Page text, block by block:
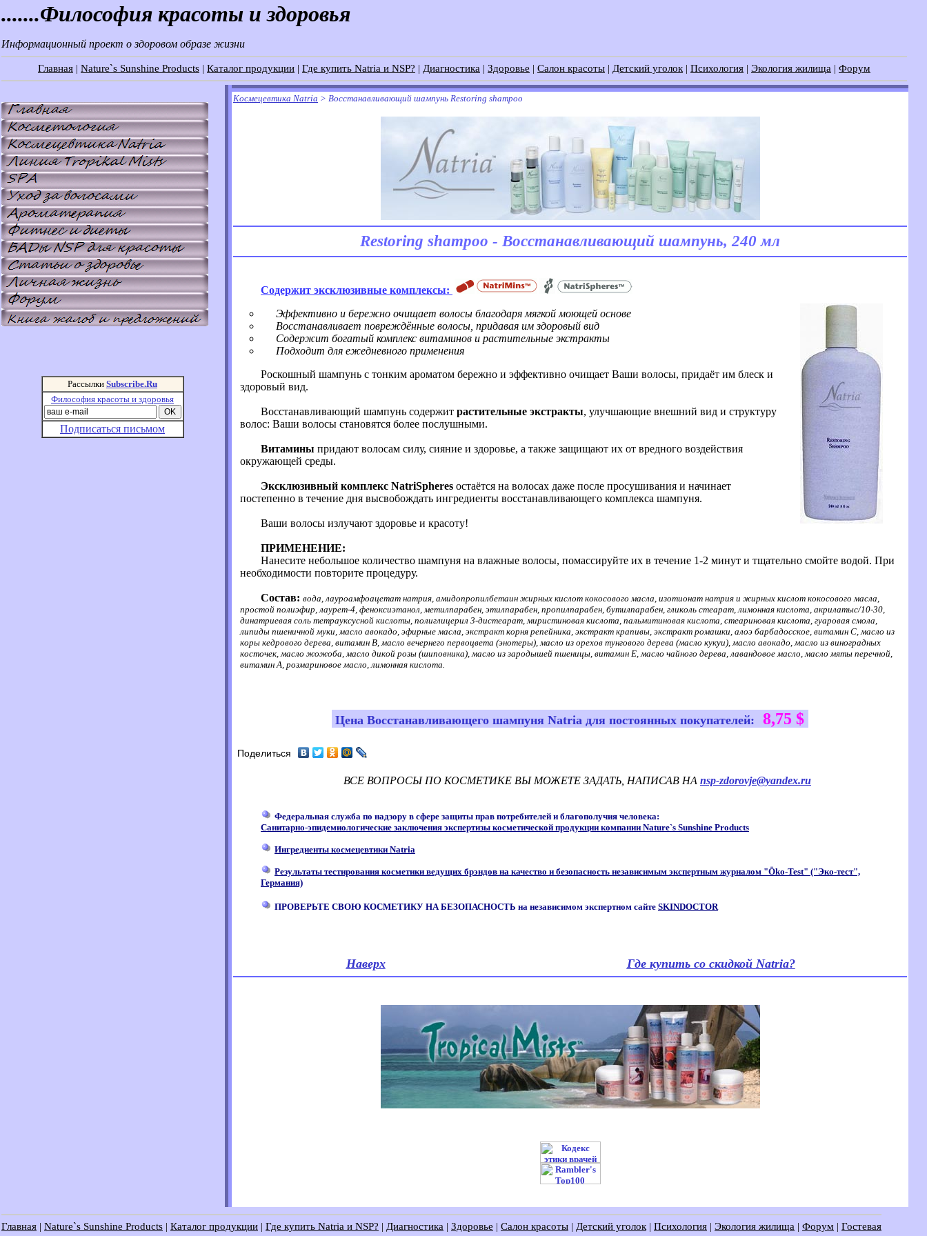
.......Философия красоты и здоровья
Информационный проект о здоровом образе жизни
Главная | Nature`s Sunshine Products | Каталог продукции | Где купить Natria и NSP? | Диагностика | Здоровье | Салон красоты | Детский уголок | Психология | Экология жилища | Форум
Рассылки Subscribe.Ru
Философия красоты и здоровья
Подписаться письмом
Космецевтика Natria > Восстанавливающий шампунь Restoring shampoo
Restoring shampoo - Восстанавливающий шампунь, 240 мл
Содержит эксклюзивные комплексы:
Эффективно и бережно очищает волосы благодаря мягкой моющей основе
Восстанавливает повреждённые волосы, придавая им здоровый вид
Содержит богатый комплекс витаминов и растительные экстракты
Подходит для ежедневного применения
Роскошный шампунь с тонким ароматом бережно и эффективно очищает Ваши волосы, придаёт им блеск и
здоровый вид.
Восстанавливающий шампунь содержит растительные экстракты, улучшающие внешний вид и структуру
волос: Ваши волосы становятся более послушными.
Витамины придают волосам силу, сияние и здоровье, а также защищают их от вредного воздействия
окружающей среды.
Эксклюзивный комплекс NatriSpheres остаётся на волосах даже после просушивания и начинает
постепенно в течение дня высвобождать ингредиенты восстанавливающего комплекса шампуня.
Ваши волосы излучают здоровье и красоту!
ПРИМЕНЕНИЕ:
Нанесите небольшое количество шампуня на влажные волосы, помассируйте их в течение 1-2 минут и тщательно смойте водой. При
необходимости повторите процедуру.
Состав: вода, лауроамфоацетат натрия, амидопропилбетаин жирных кислот кокосового масла, изотионат натрия и жирных кислот кокосового масла,
простой полиэфир, лаурет-4, феноксиэтанол, метилпарабен, этилпарабен, пропилпарабен, бутилпарабен, гликоль стеарат, лимонная кислота, акрилатыс/10-30,
динатриевая соль тетрауксусной кислоты, полиглицерил 3-дистеарат, миристиновая кислота, пальмитиновая кислота, стеариновая кислота, гуаровая смола,
липиды пшеничной муки, масло авокадо, эфирные масла, экстракт корня репейника, экстракт крапивы, экстракт ромашки, алоэ барбадосское, витамин С, масло из
коры кедрового дерева, витамин В, масло вечернего первоцвета (энотеры), масло из орехов тунгового дерева (масло кукуи), масло авокадо, масло из виноградных
косточек, масло жожоба, масло дикой розы (шиповника), масло из зародышей пшеницы, витамин Е, масло чайного дерева, лавандовое масло, масло мяты перечной,
витамин А, розмариновое масло, лимонная кислота.
Цена Восстанавливающего шампуня Natria для постоянных покупателей: 8,75 $
Поделиться
ВСЕ ВОПРОСЫ ПО КОСМЕТИКЕ ВЫ МОЖЕТЕ ЗАДАТЬ, НАПИСАВ НА nsp-zdorovje@yandex.ru
Федеральная служба по надзору в сфере защиты прав потребителей и благополучия человека:
Санитарно-эпидемиологические заключения экспертизы косметической продукции компании Nature`s Sunshine Products
Ингредиенты космецевтики Natria
Результаты тестирования косметики ведущих брэндов на качество и безопасность независимым экспертным журналом "Öko-Test" ("Эко-тест",
Германия)
ПРОВЕРЬТЕ СВОЮ КОСМЕТИКУ НА БЕЗОПАСНОСТЬ на независимом экспертном сайте SKINDOCTOR
Наверх Где купить со скидкой Natria?
Главная | Nature`s Sunshine Products | Каталог продукции | Где купить Natria и NSP? | Диагностика | Здоровье | Салон красоты | Детский уголок | Психология | Экология жилища | Форум | Гостевая